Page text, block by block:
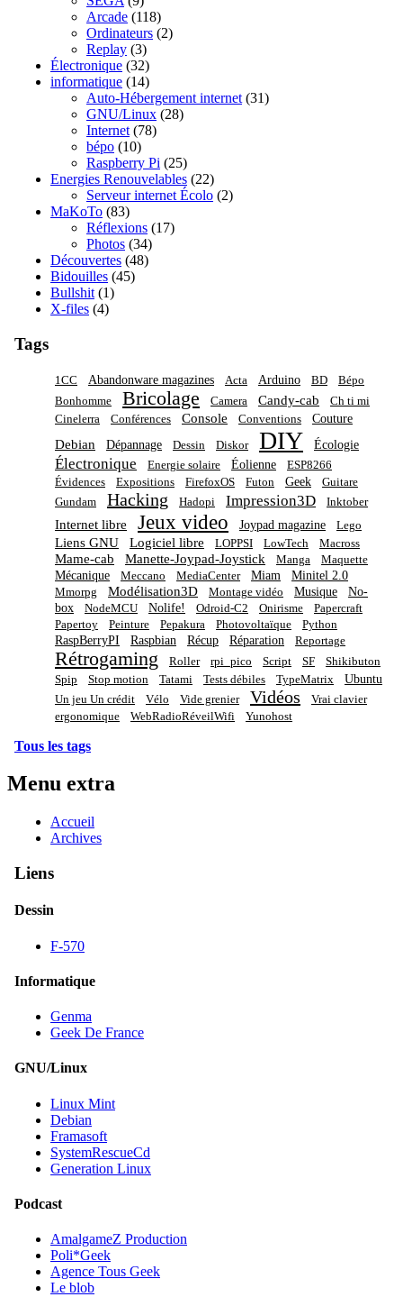
Arcade (118)
Ordinateurs (2)
Replay (3)
Électronique (32)
informatique (14)
Auto-Hébergement internet (31)
GNU/Linux (28)
Internet (78)
bépo (10)
Raspberry Pi (25)
Energies Renouvelables (22)
Serveur internet Écolo (2)
MaKoTo (83)
Réflexions (17)
Photos (34)
Découvertes (48)
Bidouilles (45)
Bullshit (1)
X-files (4)
Tags
1CC Abandonware magazines Acta Arduino BD
Bépo
Bonhomme
Bricolage Camera Candy-cab
Ch ti mi
Cinelerra
Conférences Console Conventions Couture
Debian Dépannage Dessin Diskor DIY Écologie
Électronique Energie solaire Éolienne
ESP8266
Évidences
Expositions FirefoxOS Futon Geek
Guitare
Gundam
Hacking Hadopi Impression3D Inktober
Internet libre Jeux video Joypad magazine Lego
Liens GNU Logiciel libre LOPPSI LowTech Macross
Mame-cab Manette-Joypad-Joystick Manga Maquette
Mécanique Meccano MediaCenter Miam Minitel 2.0
Mmorpg Modélisation3D Montage vidéo Musique
No-
box
NodeMCU Nolife! Odroid-C2 Onirisme
Papercraft
Papertoy
Peinture Pepakura Photovoltaïque Python
RaspBerryPI Raspbian Récup Réparation Reportage
Rétrogaming Roller rpi_pico Script SF
Shikibuton
Spip
Stop motion Tatami Tests débiles TypeMatrix Ubuntu
Un jeu Un crédit Vélo Vide grenier Vidéos
Vrai clavier
ergonomique
WebRadioRéveilWifi Yunohost
Tous les tags
Menu extra
Accueil
Archives
Liens
Dessin
F-570
Informatique
Genma
Geek De France
GNU/Linux
Linux Mint
Debian
Framasoft
SystemRescueCd
Generation Linux
Podcast
AmalgameZ Production
Poli*Geek
Agence Tous Geek
Le blob